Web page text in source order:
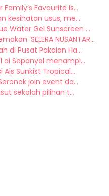
Favourite Is...
kesihatan usus, me...
Water Gel Sunscreen ...
‘SELERA NUSANTAR...
di Pusat Pakaian Ha...
di Sepanyol menampi...
Ais Sunkist Tropical...
join event da...
sekolah pilihan t...